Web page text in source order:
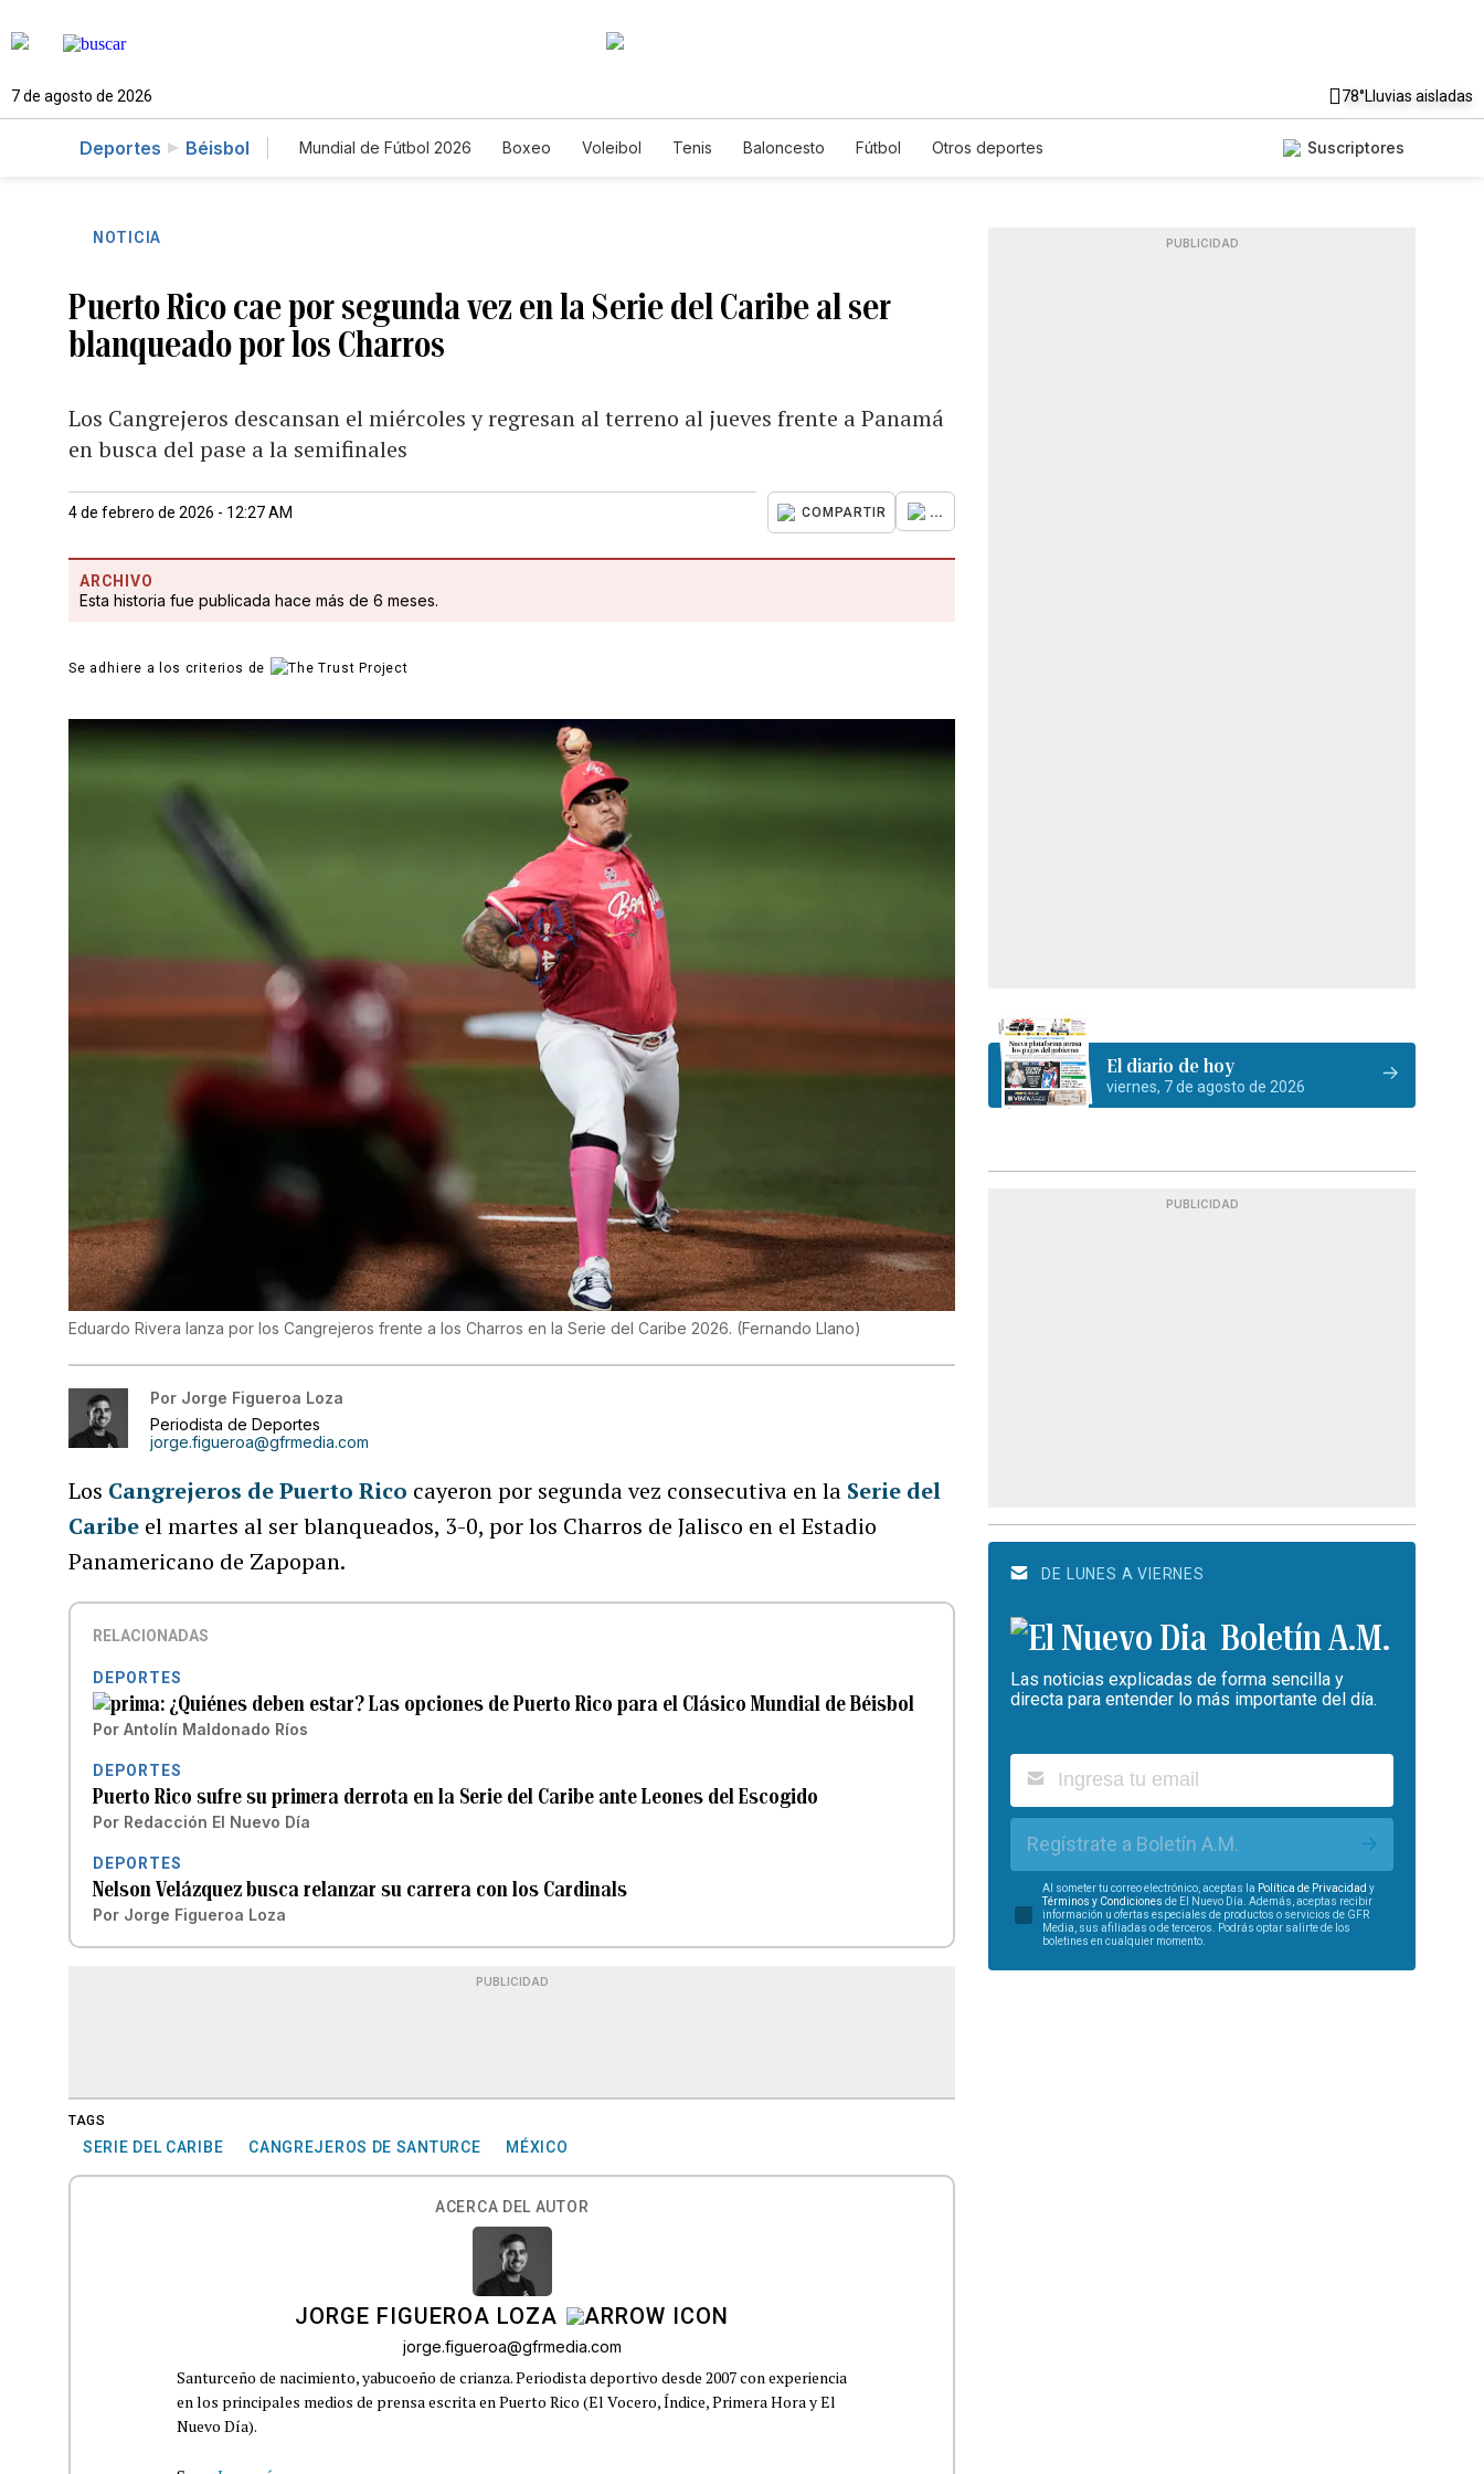
7 de agosto de 2026 78°Lluvias aisladas
Deportes Béisbol Mundial de Fútbol 2026 Boxeo Voleibol Tenis Baloncesto Fútbol Otros deportes Suscriptores
NOTICIA
Puerto Rico cae por segunda vez en la Serie del Caribe al ser
blanqueado por los Charros
Los Cangrejeros descansan el miércoles y regresan al terreno al jueves frente a Panamá
en busca del pase a la semifinales
4 de febrero de 2026 - 12:27 AM COMPARTIR ...
ARCHIVO
Esta historia fue publicada hace más de 6 meses.
Se adhiere a los criterios de
Eduardo Rivera lanza por los Cangrejeros frente a los Charros en la Serie del Caribe 2026. (Fernando Llano)
Por Jorge Figueroa Loza
Periodista de Deportes
jorge.figueroa@gfrmedia.com
Los Cangrejeros de Puerto Rico cayeron por segunda vez consecutiva en la Serie del
Caribe el martes al ser blanqueados, 3-0, por los Charros de Jalisco en el Estadio
Panamericano de Zapopan.
RELACIONADAS
DEPORTES
¿Quiénes deben estar? Las opciones de Puerto Rico para el Clásico Mundial de Béisbol
Por Antolín Maldonado Ríos
DEPORTES
Puerto Rico sufre su primera derrota en la Serie del Caribe ante Leones del Escogido
Por Redacción El Nuevo Día
DEPORTES
Nelson Velázquez busca relanzar su carrera con los Cardinals
Por Jorge Figueroa Loza
PUBLICIDAD
TAGS
SERIE DEL CARIBE CANGREJEROS DE SANTURCE MÉXICO
ACERCA DEL AUTOR
JORGE FIGUEROA LOZA
jorge.figueroa@gfrmedia.com
Santurceño de nacimiento, yabucoeño de crianza. Periodista deportivo desde 2007 con experiencia
en los principales medios de prensa escrita en Puerto Rico (El Vocero, Índice, Primera Hora y El
Nuevo Día).
PUBLICIDAD
El diario de hoy
viernes, 7 de agosto de 2026
PUBLICIDAD
DE LUNES A VIERNES
Boletín A.M.
Las noticias explicadas de forma sencilla y
directa para entender lo más importante del día.
Regístrate a Boletín A.M.
Al someter tu correo electrónico, aceptas la Política de Privacidad y
Términos y Condiciones de El Nuevo Día. Además, aceptas recibir
información u ofertas especiales de productos o servicios de GFR
Media, sus afiliadas o de terceros. Podrás optar salirte de los
boletines en cualquier momento.